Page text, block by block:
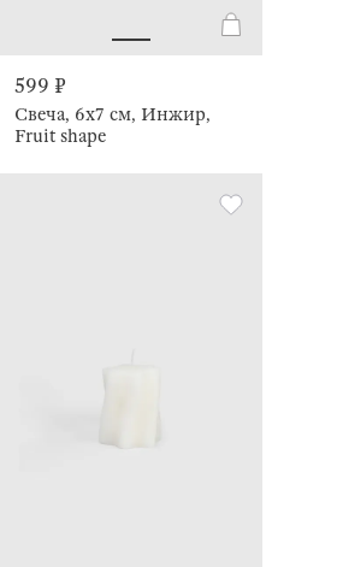
599 ₽
Свеча, 6х7 см, Инжир,
Fruit shape